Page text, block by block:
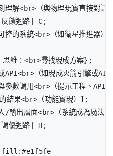
解<br>（與物理現實直接對話
饋迴路| C;
的系統<br>（如衛星推進器）
維：<br>尋找現成方案};
API<br>（如現成火箭引擎或AI
參數調用<br>（提示工程、API
結果<br>（功能實現）];
輸出層面<br>（系統成為魔法
優迴路| H;